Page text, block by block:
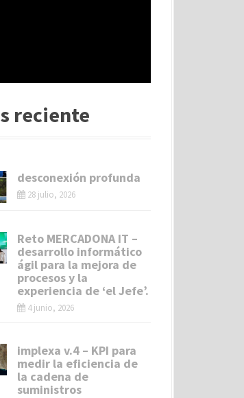
reciente
desconexión profunda
28 julio, 2026
Reto MERCADONA IT –
desarrollo informático
ágil para la mejora de
procesos y la
experiencia de ‘el Jefe’.
4 junio, 2026
implexa v.4 – KPI para
medir la eficiencia de
la cadena de
suministros